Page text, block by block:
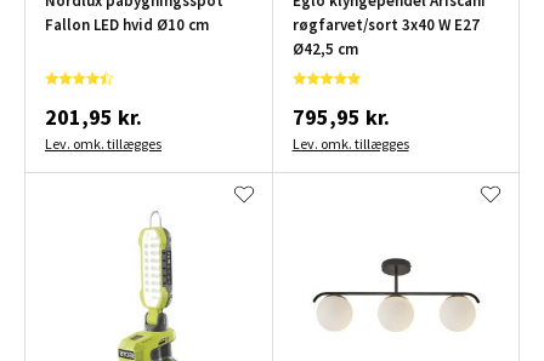
Fallon LED hvid Ø10 cm
201,95 kr.
Lev. omk. tillægges
røgfarvet/sort 3x40 W E27
Ø42,5 cm
795,95 kr.
Lev. omk. tillægges